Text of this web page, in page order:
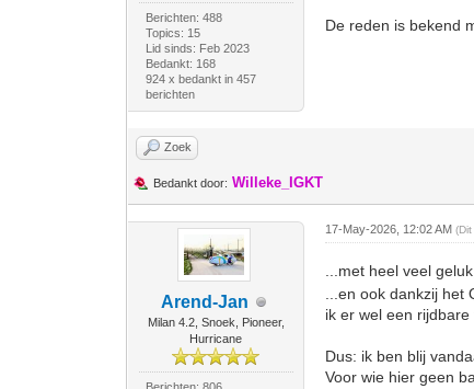
Berichten: 488
Topics: 15
Lid sinds: Feb 2023
Bedankt: 168
924 x bedankt in 457
berichten
De reden is bekend
Zoek
Bedankt door: Willeke_IGKT
Arend-Jan
Milan 4.2, Snoek, Pioneer,
Hurricane
17-May-2026, 12:02 AM
...met heel veel
...en ook dankzij
ik er wel een rijdbare
Dus: ik ben blij
Voor wie hier geen